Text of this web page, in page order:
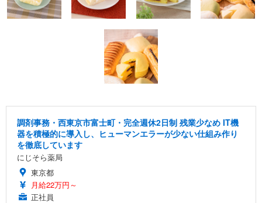
調剤事務・西東京市富士町・完全週休2日制 残業少なめ IT機
器を積極的に導入し、ヒューマンエラーが少ない仕組み作り
を徹底しています
にじそら薬局
東京都
月給22万円～
正社員